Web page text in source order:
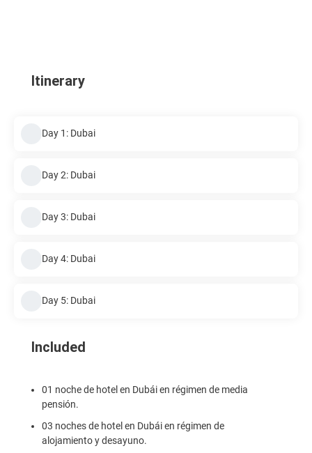
Itinerary
Day 1: Dubai
Day 2: Dubai
Day 3: Dubai
Day 4: Dubai
Day 5: Dubai
Included
01 noche de hotel en Dubái en régimen de media
pensión.
03 noches de hotel en Dubái en régimen de
alojamiento y desayuno.